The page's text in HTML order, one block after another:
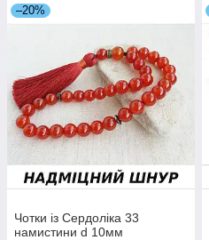
–20%
Чотки із Сердоліка 33
намистини d 10мм